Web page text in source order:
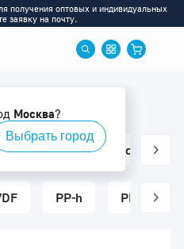
получения оптовых и индивидуальных
заявку на почту.
Москва?
Выбрать город
ПВДФ Ротаметры
PP-h PP-s